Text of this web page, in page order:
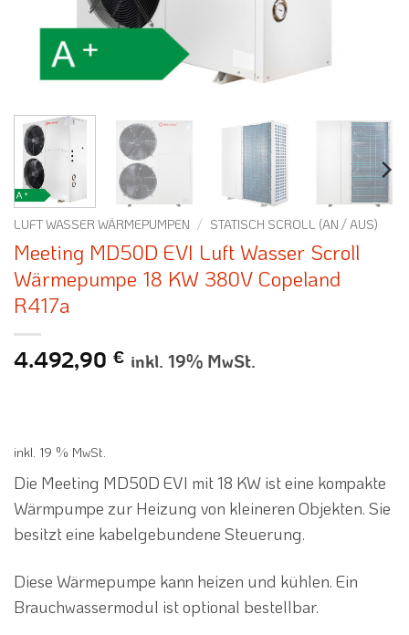
LUFT WASSER WÄRMEPUMPEN / STATISCH SCROLL (AN / AUS)
Meeting MD50D EVI Luft Wasser Scroll
Wärmepumpe 18 KW 380V Copeland
R417a
4.492,90 € inkl. 19% MwSt.
inkl. 19 % MwSt.
Die Meeting MD50D EVI mit 18 KW ist eine kompakte
Wärmpumpe zur Heizung von kleineren Objekten. Sie
besitzt eine kabelgebundene Steuerung.
Diese Wärmepumpe kann heizen und kühlen. Ein
Brauchwassermodul ist optional bestellbar.